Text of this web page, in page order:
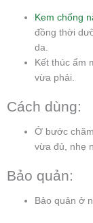
Kem chống
đồng thời
da.
Kết thúc ẩm
vừa phải.
Cách dùng:
Ở bước
vừa đủ, nhẹ
Bảo quản:
Bảo quản ở